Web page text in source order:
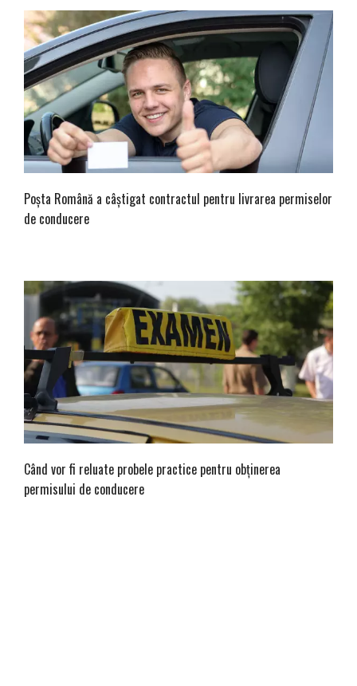
Poşta Română a câştigat contractul pentru livrarea permiselor
de conducere
Când vor fi reluate probele practice pentru obținerea
permisului de conducere